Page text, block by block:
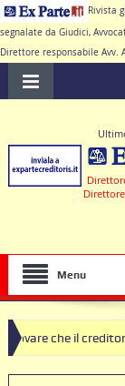
Rivista
segnalate da Giudici,
Direttore responsabile Avv.
Menu
il creditore
nulle deve